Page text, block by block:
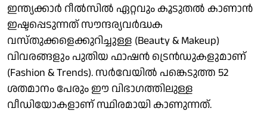
ഇന്ത്യക്കാര്‍ റീല്‍സില്‍ ഏറ്റവും കൂടുതല്‍ കാണാന്‍
ഇഷ്ടപ്പെടുന്നത് സൗന്ദര്യവര്‍ദ്ധക
വസ്തുക്കളെക്കുറിച്ചുള്ള (Beauty & Makeup)
വിവരങ്ങളും പുതിയ ഫാഷന്‍ ട്രെന്‍ഡുകളുമാണ്
(Fashion & Trends). സര്‍വേയില്‍ പങ്കെടുത്ത 52
ശതമാനം പേരും ഈ വിഭാഗത്തിലുള്ള
വീഡിയോകളാണ് സ്ഥിരമായി കാണുന്നത്.